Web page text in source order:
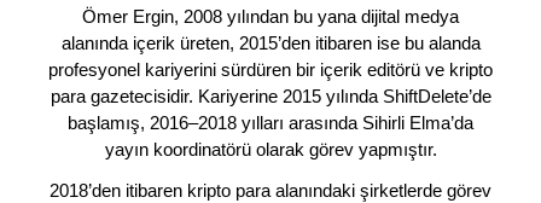
Ömer Ergin, 2008 yılından bu yana dijital medya
alanında içerik üreten, 2015’den itibaren ise bu alanda
profesyonel kariyerini sürdüren bir içerik editörü ve kripto
para gazetecisidir. Kariyerine 2015 yılında ShiftDelete’de
başlamış, 2016–2018 yılları arasında Sihirli Elma’da
yayın koordinatörü olarak görev yapmıştır.
2018’den itibaren kripto para alanındaki şirketlerde görev